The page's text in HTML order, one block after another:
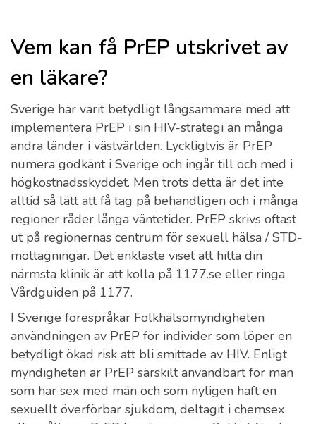
Vem kan få PrEP utskrivet av
en läkare?
Sverige har varit betydligt långsammare med att
implementera PrEP i sin HIV-strategi än många
andra länder i västvärlden. Lyckligtvis är PrEP
numera godkänt i Sverige och ingår till och med i
högkostnadsskyddet. Men trots detta är det inte
alltid så lätt att få tag på behandligen och i många
regioner råder långa väntetider. PrEP skrivs oftast
ut på regionernas centrum för sexuell hälsa / STD-
mottagningar. Det enklaste viset att hitta din
närmsta klinik är att kolla på 1177.se eller ringa
Vårdguiden på 1177.
I Sverige förespråkar Folkhälsomyndigheten
användningen av PrEP för individer som löper en
betydligt ökad risk att bli smittade av HIV. Enligt
myndigheten är PrEP särskilt användbart för män
som har sex med män och som nyligen haft en
sexuellt överförbar sjukdom, deltagit i chemsex